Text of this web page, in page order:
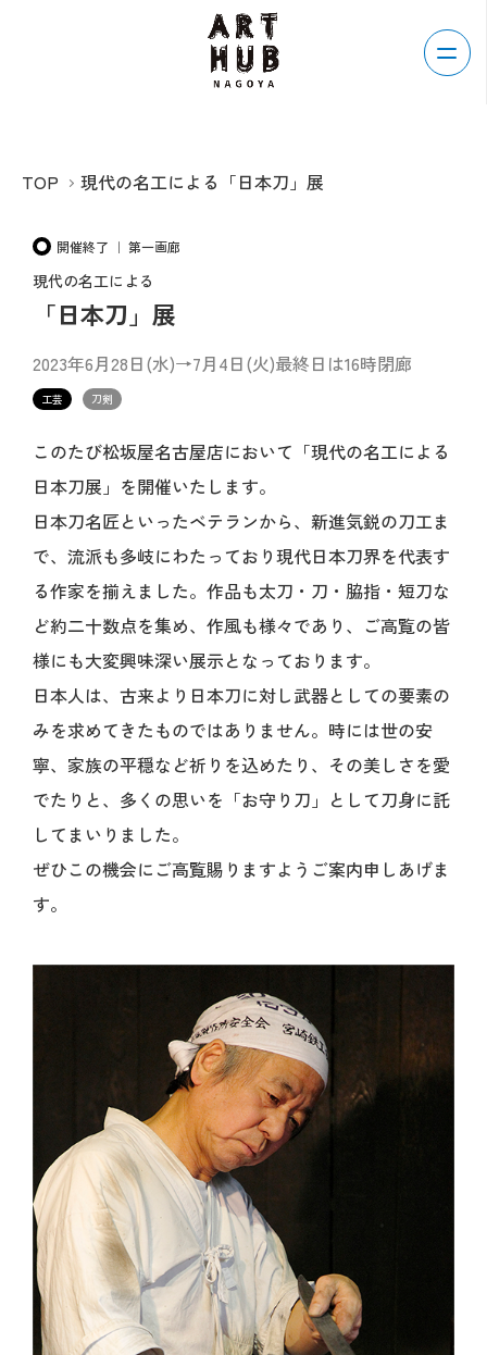
TOP 現代の名工による「日本刀」展
開催終了 ｜ 第一画廊
現代の名工による
「日本刀」展
2023年6月28日(水)→7月4日(火)最終日は16時閉廊
工芸 刀剣
このたび松坂屋名古屋店において「現代の名工による
日本刀展」を開催いたします。
日本刀名匠といったベテランから、新進気鋭の刀工ま
で、流派も多岐にわたっており現代日本刀界を代表す
る作家を揃えました。作品も太刀・刀・脇指・短刀な
ど約二十数点を集め、作風も様々であり、ご高覧の皆
様にも大変興味深い展示となっております。
日本人は、古来より日本刀に対し武器としての要素の
みを求めてきたものではありません。時には世の安
寧、家族の平穏など祈りを込めたり、その美しさを愛
でたりと、多くの思いを「お守り刀」として刀身に託
してまいりました。
ぜひこの機会にご高覧賜りますようご案内申しあげま
す。